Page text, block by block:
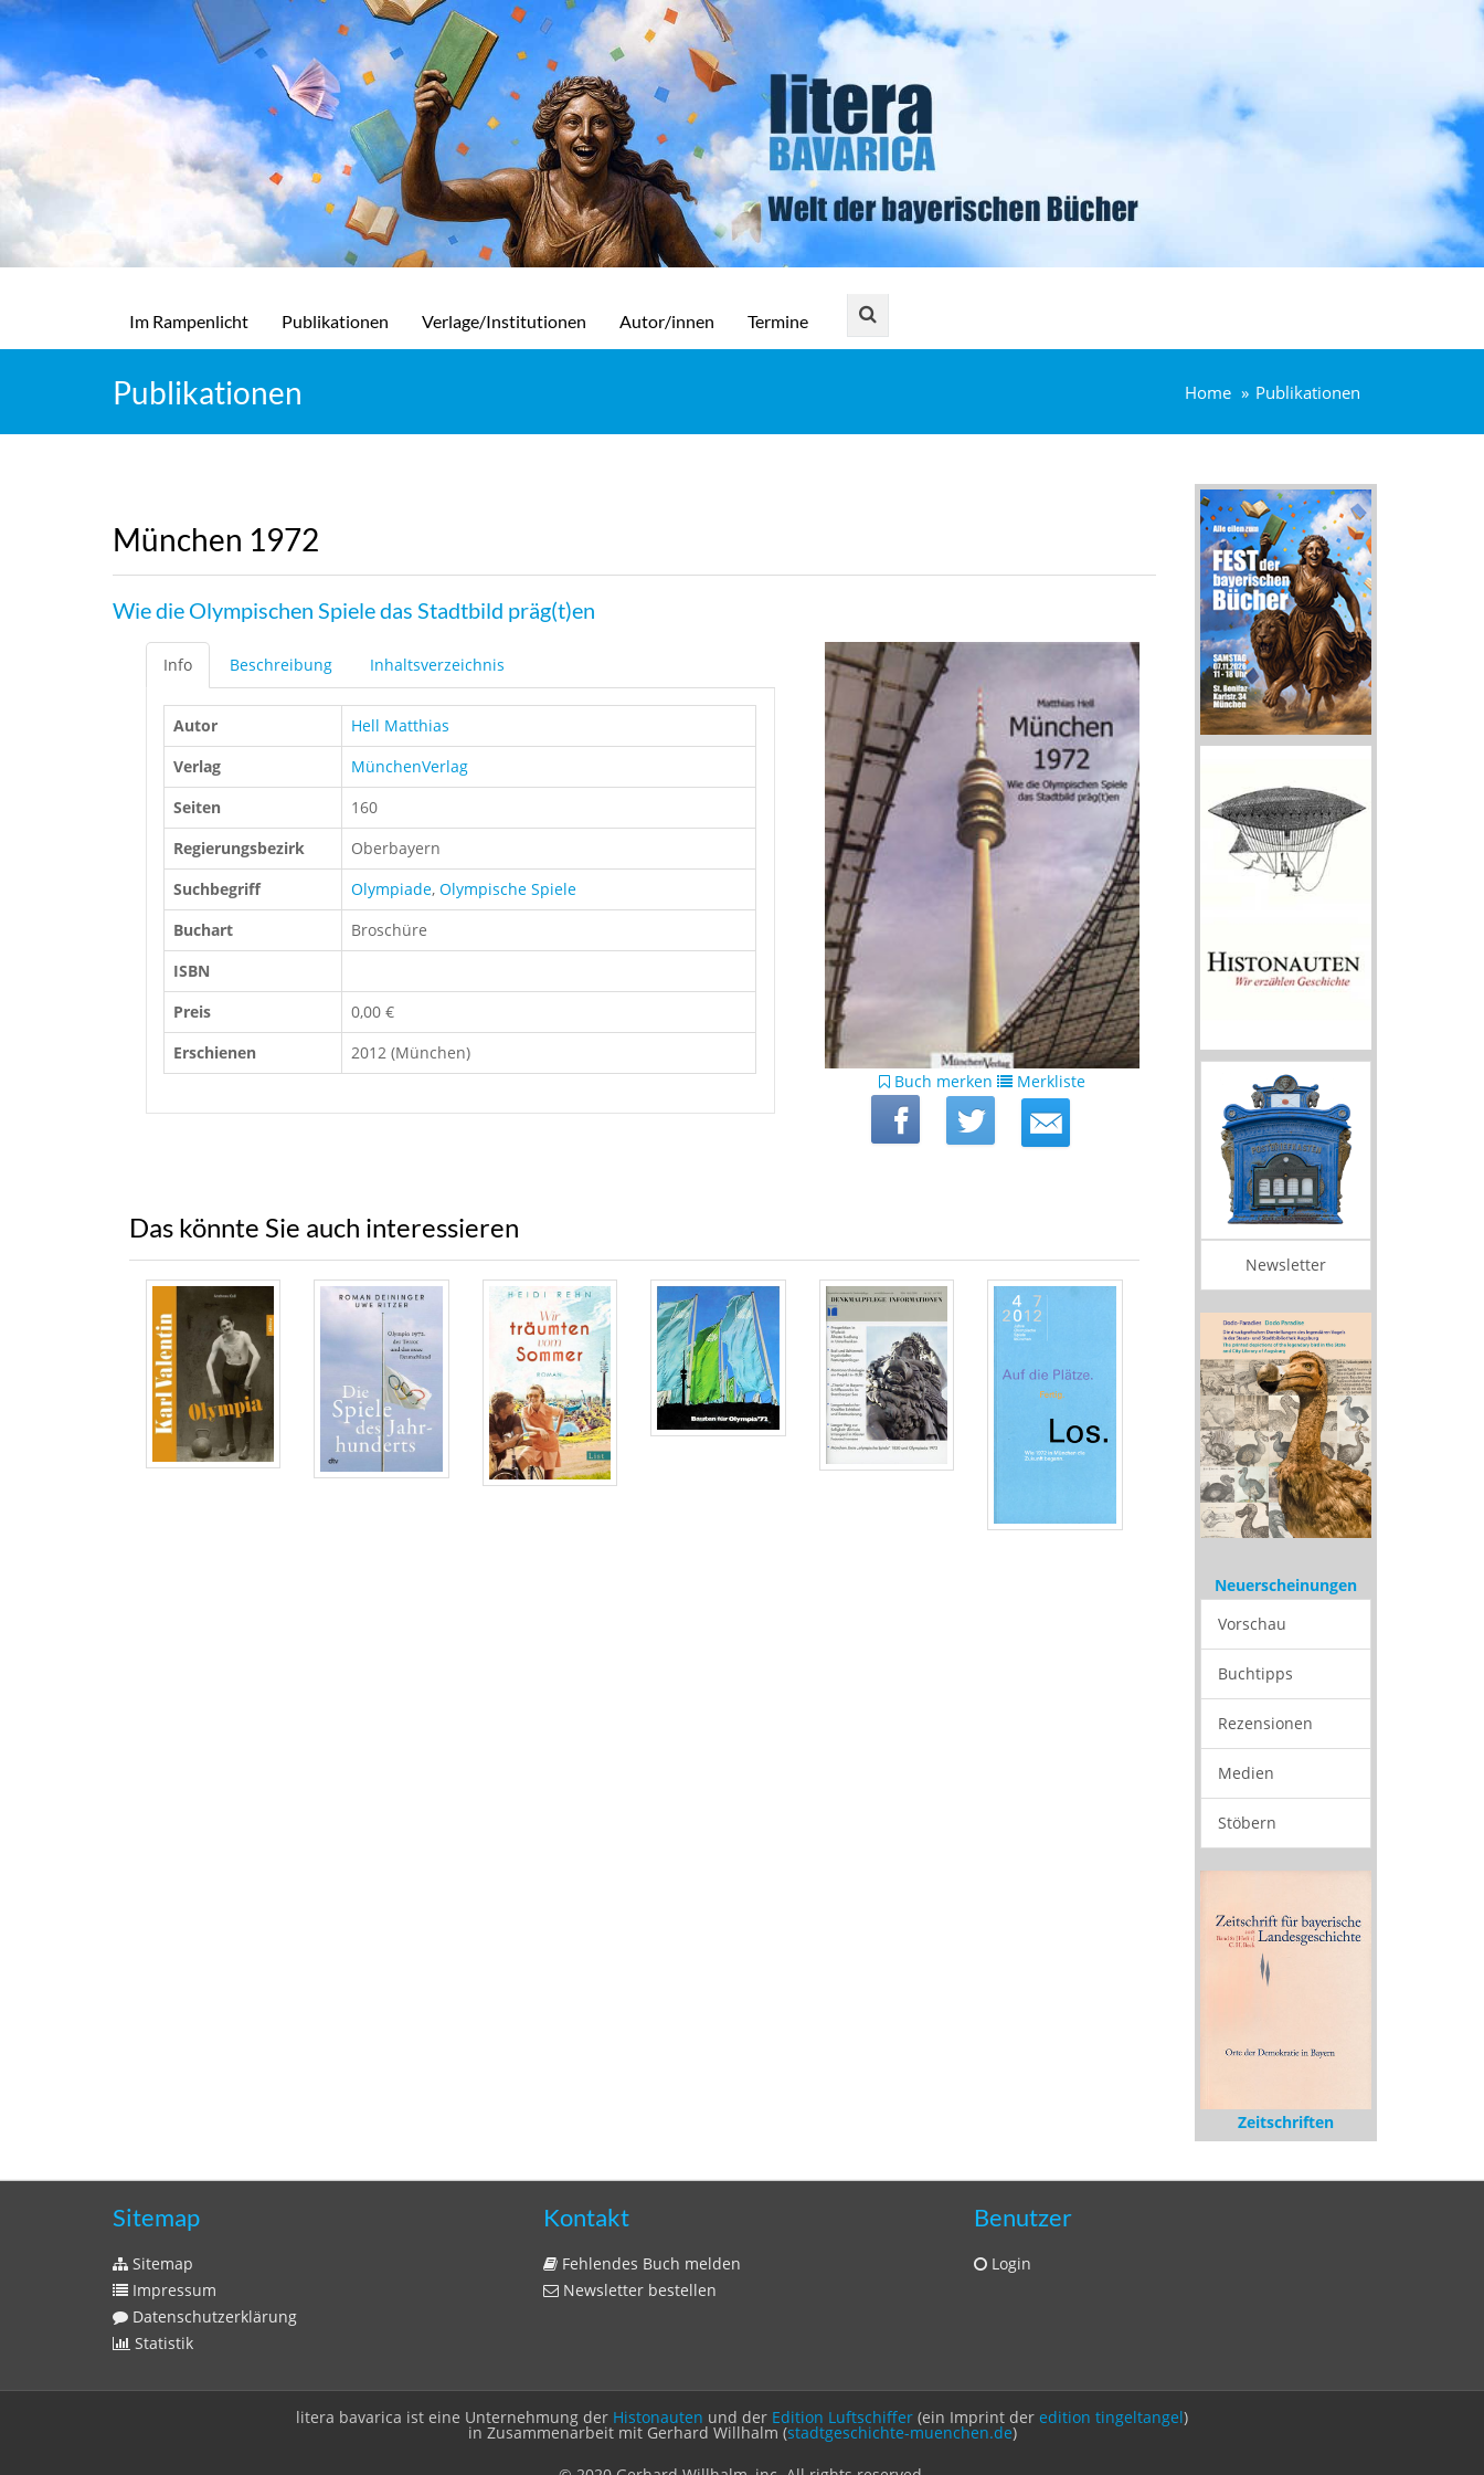
Im Rampenlicht Publikationen Verlage/Institutionen Autor/innen Termine
Publikationen Home Publikationen
München 1972
Wie die Olympischen Spiele das Stadtbild präg(t)en
Info Beschreibung Inhaltsverzeichnis
Autor
Hell Matthias
Verlag
MünchenVerlag
Seiten
160
Regierungsbezirk
Oberbayern
Suchbegriff
Olympiade, Olympische Spiele
Buchart
Broschüre
ISBN
Preis
0,00 €
Erschienen
2012 (München)
Buch merken
Merkliste
Das könnte Sie auch interessieren
Newsletter
Neuerscheinungen
Vorschau
Buchtipps
Rezensionen
Medien
Stöbern
Zeitschriften
Sitemap
Sitemap
Impressum
Datenschutzerklärung
Statistik
Kontakt
Fehlendes Buch melden
Newsletter bestellen
Benutzer
Login
litera bavarica ist eine Unternehmung der Histonauten und der Edition Luftschiffer (ein Imprint der edition tingeltangel)
in Zusammenarbeit mit Gerhard Willhalm (stadtgeschichte-muenchen.de)